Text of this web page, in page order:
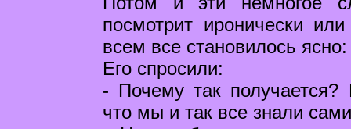
посмотрит иронически
всем все становилось
Его спросили:
- Почему так
что мы и так все знали